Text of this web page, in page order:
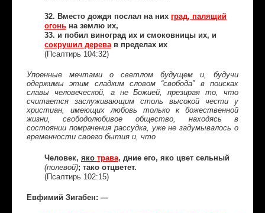
32. Вместо дождя послал на них град, палящий
огоньна землю их,
33. и побил виноград их и смоковницы их, и
сокрушил дерева в пределах их
(Псалтирь 104:32)
Упоенные мечтами о светлом будущем и, будучи
одержимы этим сладким словом “свобода” в поисках
славы человеческой, а не Божией, презирая то, что
считается заслуживающим столь высокой чести у
христиан, имеющих любовь только к божественной
жизни, свободолюбивое общество, находясь в
состоянии помрачения рассудка, уже не задумывалось о
временности своего бытия и, что
Человек, яко трава, дние его, яко цвет сельный
(полевой); тако отцветет.
(Псалтирь 102:15)
Евфимий Зигабен: —